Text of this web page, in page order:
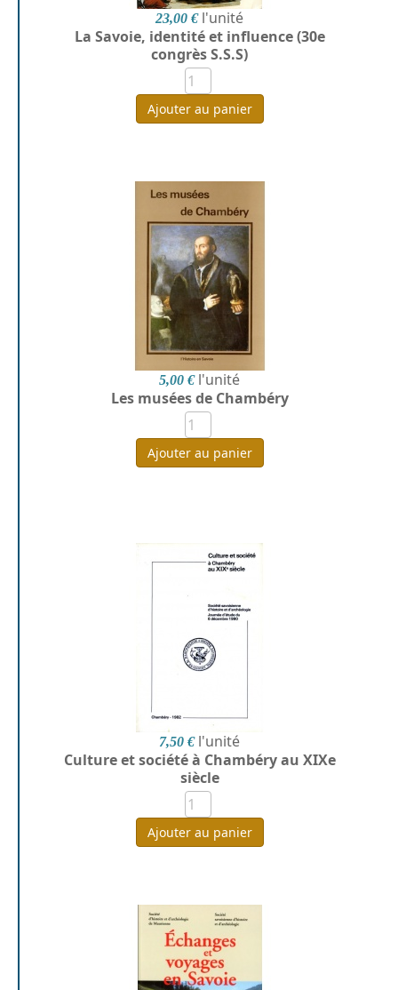
23,00 € l'unité
La Savoie, identité et influence (30e
congrès S.S.S)
Ajouter au panier
5,00 € l'unité
Les musées de Chambéry
Ajouter au panier
7,50 € l'unité
Culture et société à Chambéry au XIXe
siècle
Ajouter au panier